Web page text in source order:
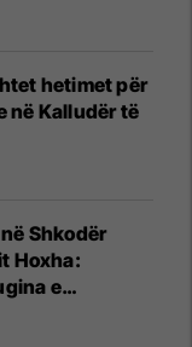
hetimet për
në Kalludër të
Shkodër
Hoxha:
e